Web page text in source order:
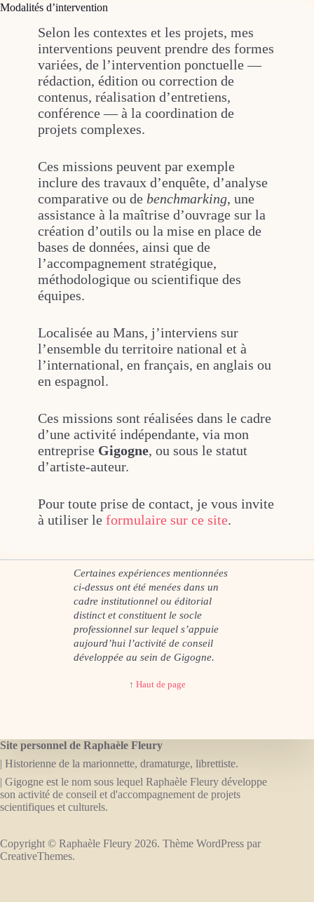
Modalités d’intervention
Selon les contextes et les projets, mes
interventions peuvent prendre des formes
variées, de l’intervention ponctuelle —
rédaction, édition ou correction de
contenus, réalisation d’entretiens,
conférence — à la coordination de
projets complexes.
Ces missions peuvent par exemple
inclure des travaux d’enquête, d’analyse
comparative ou debenchmarking, une
assistance à la maîtrise d’ouvrage sur la
création d’outils ou la mise en place de
bases de données, ainsi que de
l’accompagnement stratégique,
méthodologique ou scientifique des
équipes.
Localisée au Mans, j’interviens sur
l’ensemble du territoire national et à
l’international, en français, en anglais ou
en espagnol.
Ces missions sont réalisées dans le cadre
d’une activité indépendante, via mon
entreprise Gigogne, ou sous le statut
d’artiste-auteur.
Pour toute prise de contact, je vous invite
à utiliser leformulaire sur ce site.
Certaines expériences mentionnées
ci-dessus ont été menées dans un
cadre institutionnel ou éditorial
distinct et constituent le socle
professionnel sur lequel s’appuie
aujourd’hui l’activité de conseil
développée au sein de Gigogne.
↑ Haut de page
Site personnel de Raphaèle Fleury
| Historienne de la marionnette, dramaturge, librettiste.
| Gigogne est le nom sous lequel Raphaèle Fleury développe
son activité de conseil et d'accompagnement de projets
scientifiques et culturels.
Copyright © Raphaèle Fleury 2026. Thème WordPress par
CreativeThemes.